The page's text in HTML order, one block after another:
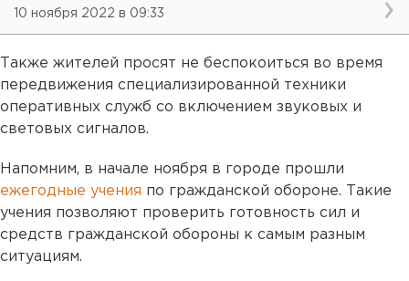
10 ноября 2022 в 09:33
Также жителей просят не беспокоиться во время
передвижения специализированной техники
оперативных служб со включением звуковых и
световых сигналов.
Напомним, в начале ноября в городе прошли
ежегодные учения по гражданской обороне. Такие
учения позволяют проверить готовность сил и
средств гражданской обороны к самым разным
ситуациям.